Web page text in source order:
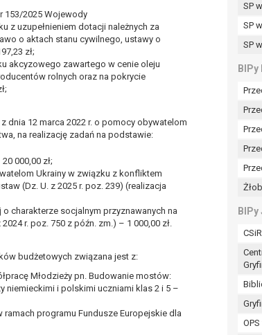
153/2025 Wojewody
z uzupełnieniem dotacji należnych za
o aktach stanu cywilnego, ustawy o
zł;
akcyzowego zawartego w cenie oleju
rolnych oraz na pokrycie
dnia 12 marca 2022 r. o pomocy obywatelom
na realizację zadań na podstawie:
000,00 zł;
Ukrainy w związku z konfliktem
(Dz. U. z 2025 r. poz. 239) (realizacja
charakterze socjalnym przyznawanych na
r. poz. 750 z późn. zm.) – 1 000,00 zł.
budżetowych związana jest z:
Młodzieży pn. Budowanie mostów:
niemieckimi i polskimi uczniami klas 2 i 5 –
programu Fundusze Europejskie dla
SP
SP
SP
w przypadku gdy:
przetwarzania danych i nie ma innej podstawy
gdy:
administratorowi sprawdzić prawidłowość tych danych,
danych, żądając w zamian ich ograniczenia,
ich do ustalenia, obrony lub dochodzenia roszczeń,
prawnie uzasadnione podstawy po stronie
przesłanki:
podstawie zgody wyrażonej przez tą osobę,
osobowych, którego podstawą prawną jest:
sprawowania władzy publicznej powierzonej
przez administratora lub przez stronę trzecią.
może już przetwarzać tych danych osobowych, chyba